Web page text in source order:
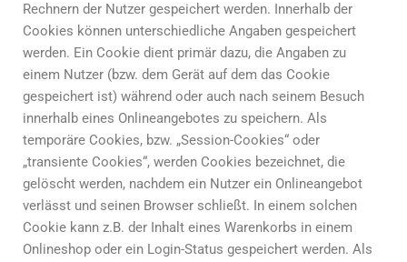
Rechnern der Nutzer gespeichert werden. Innerhalb der
Cookies können unterschiedliche Angaben gespeichert
werden. Ein Cookie dient primär dazu, die Angaben zu
einem Nutzer (bzw. dem Gerät auf dem das Cookie
gespeichert ist) während oder auch nach seinem Besuch
innerhalb eines Onlineangebotes zu speichern. Als
temporäre Cookies, bzw. „Session-Cookies“ oder
„transiente Cookies“, werden Cookies bezeichnet, die
gelöscht werden, nachdem ein Nutzer ein Onlineangebot
verlässt und seinen Browser schließt. In einem solchen
Cookie kann z.B. der Inhalt eines Warenkorbs in einem
Onlineshop oder ein Login-Status gespeichert werden. Als